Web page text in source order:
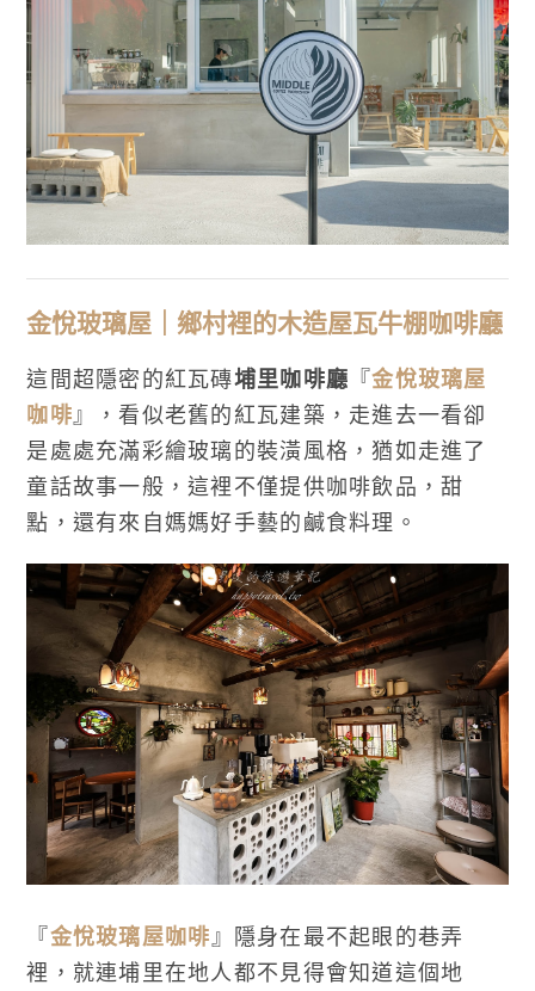
金悅玻璃屋｜鄉村裡的木造屋瓦牛棚咖啡廳
這間超隱密的紅瓦磚埔里咖啡廳 『金悅玻璃屋
咖啡 』，看似老舊的紅瓦建築，走進去一看卻
是處處充滿彩繪玻璃的裝潢風格，猶如走進了
童話故事一般，這裡不僅提供咖啡飲品，甜
點，還有來自媽媽好手藝的鹹食料理。
『金悅玻璃屋咖啡 』隱身在最不起眼的巷弄
裡，就連埔里在地人都不見得會知道這個地